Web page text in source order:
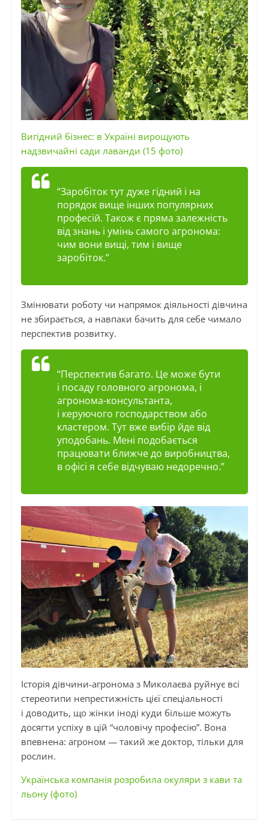
Вигідний бізнес: в Україні вирощують
надзвичайні сади лаванди (15 фото)
“Заробіток тут дуже гідний і на
порядок вище інших популярних
професій. Також є пряма залежність
від знань і умінь самого агронома:
чим вони вищі, тим і вище
заробіток.”
Змінювати роботу чи напрямок діяльності дівчина
не збирається, а навпаки бачить для себе чимало
перспектив розвитку.
“Перспектив багато. Це може бути
і посаду головного агронома, і
агронома-консультанта,
і керуючого господарством або
кластером. Тут вже вибір йде від
уподобань. Мені подобається
працювати ближче до виробництва,
в офісі я себе відчуваю недоречно.”
Історія дівчини-агронома з Миколаєва руйнує всі
стереотипи непрестижність цієї спеціальності
і доводить, що жінки іноді куди більше можуть
досягти успіху в цій “чоловічу професію”. Вона
впевнена: агроном — такий же доктор, тільки для
рослин.
Українська компанія розробила окуляри з кави та
льону (фото)